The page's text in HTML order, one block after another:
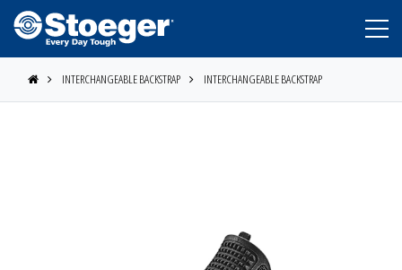
INTERCHANGEABLE BACKSTRAP INTERCHANGEABLE BACKSTRAP